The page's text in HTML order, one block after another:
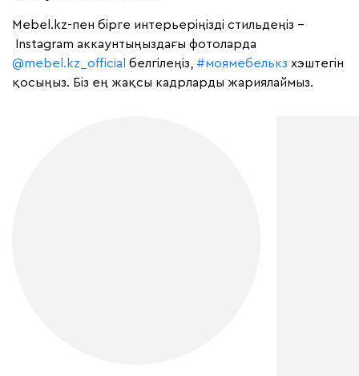
Mebel.kz-пен бірге интерьеріңізді стильдеңіз –
Instagram аккаунтыңыздағы фотоларда
@mebel.kz_official белгілеңіз, #моямебелькз хэштегін
қосыңыз. Біз ең жақсы кадрларды жариялаймыз.